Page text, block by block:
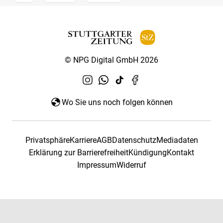
© NPG Digital GmbH 2026
Wo Sie uns noch folgen können
PrivatsphäreKarriereAGBDatenschutzMediadaten
Erklärung zur BarrierefreiheitKündigungKontakt
ImpressumWiderruf